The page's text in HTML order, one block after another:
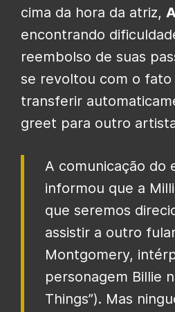
cima da hora da atriz,
encontrando
reembolso de suas
se revoltou com o fato
transferir
greet para outro
A comunicação do
informou que a
que seremos
assistir a outro
Montgomery,
personagem Billie
Things”). Mas